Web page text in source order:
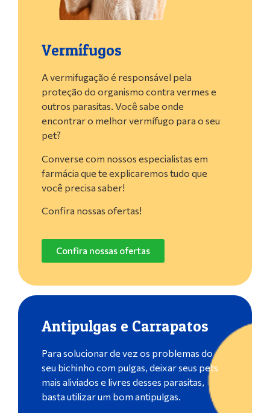
Vermífugos
A vermifugação é responsável pela
proteção do organismo contra vermes e
outros parasitas. Você sabe onde
encontrar o melhor vermífugo para o seu
pet?
Converse com nossos especialistas em
farmácia que te explicaremos tudo que
você precisa saber!
Confira nossas ofertas!
Confira nossas ofertas
Antipulgas e Carrapatos
Para solucionar de vez os problemas do
seu bichinho com pulgas, deixar seus pets
mais aliviados e livres desses parasitas,
basta utilizar um bom antipulgas.